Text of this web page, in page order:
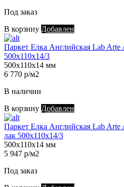
Под заказ
В корзину Добавлен
Паркет Елка Английская Lab
500х110х14/3
500х110х14 мм
6 770 р/м2
В наличии
В корзину Добавлен
Паркет Елка Английская Lab
лак 500х110х14/3
500х110х14 мм
5 947 р/м2
Под заказ